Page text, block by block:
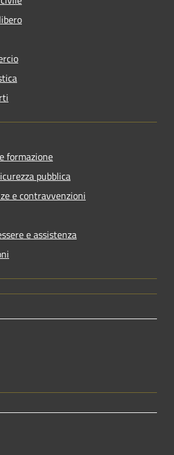
formazione
pubblica
e contravvenzioni
e assistenza